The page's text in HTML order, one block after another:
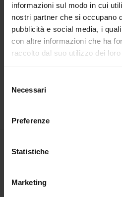
informazioni sul modo in cui
nostri partner che si occupano
pubblicità e social media, i
con altre informazioni che ha
raccolto dal suo utilizzo dei
delNecessari
Preferenze
Statistiche
Marketing
L’Angelo dell’umiltà